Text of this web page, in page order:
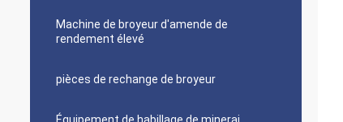
Machine de broyeur d'amende de
rendement élevé
pièces de rechange de broyeur